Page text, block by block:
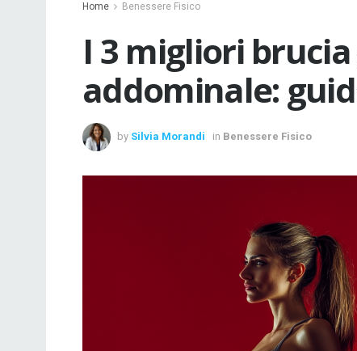
Home Benessere Fisico
I 3 migliori
addominale:
by Silvia Morandi in Benessere Fisico